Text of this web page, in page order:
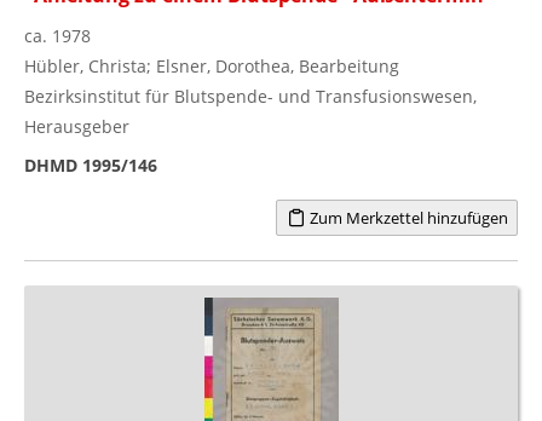
ca. 1978
Hübler, Christa; Elsner, Dorothea, Bearbeitung
Bezirksinstitut für Blutspende- und Transfusionswesen,
Herausgeber
DHMD 1995/146
Zum Merkzettel hinzufügen